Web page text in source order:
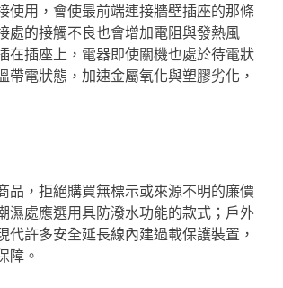
使用，會使最前端連接牆壁插座的那條
處的接觸不良也會增加電阻與發熱風
在插座上，電器即使關機也處於待電狀
電狀態，加速金屬氧化與塑膠劣化，
品，拒絕購買無標示或來源不明的廉價
濕處應選用具防潑水功能的款式；戶外
許多安全延長線內建過載保護裝置，
障。